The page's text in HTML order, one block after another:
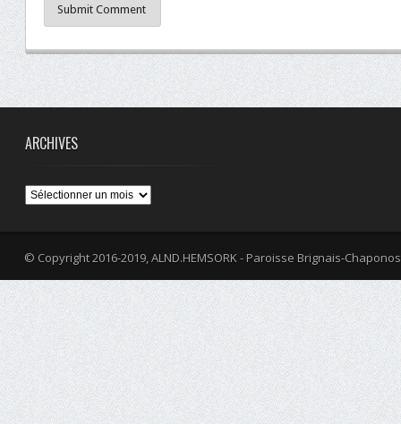
Submit Comment
ARCHIVES
Archives
© Copyright 2016-2019, ALND.HEMSORK - Paroisse Brignais-